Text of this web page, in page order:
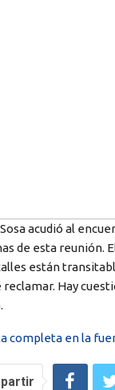
acudió al
de esta reunión.
están
Hay
completa en la